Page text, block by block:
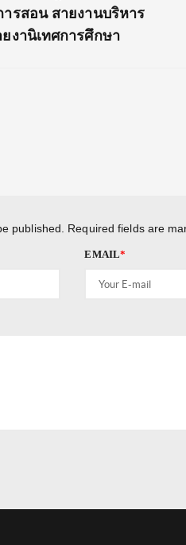
รสอน สายงานบริหาร
งานิเทศการศึกษา
published. Required fields are
EMAIL*